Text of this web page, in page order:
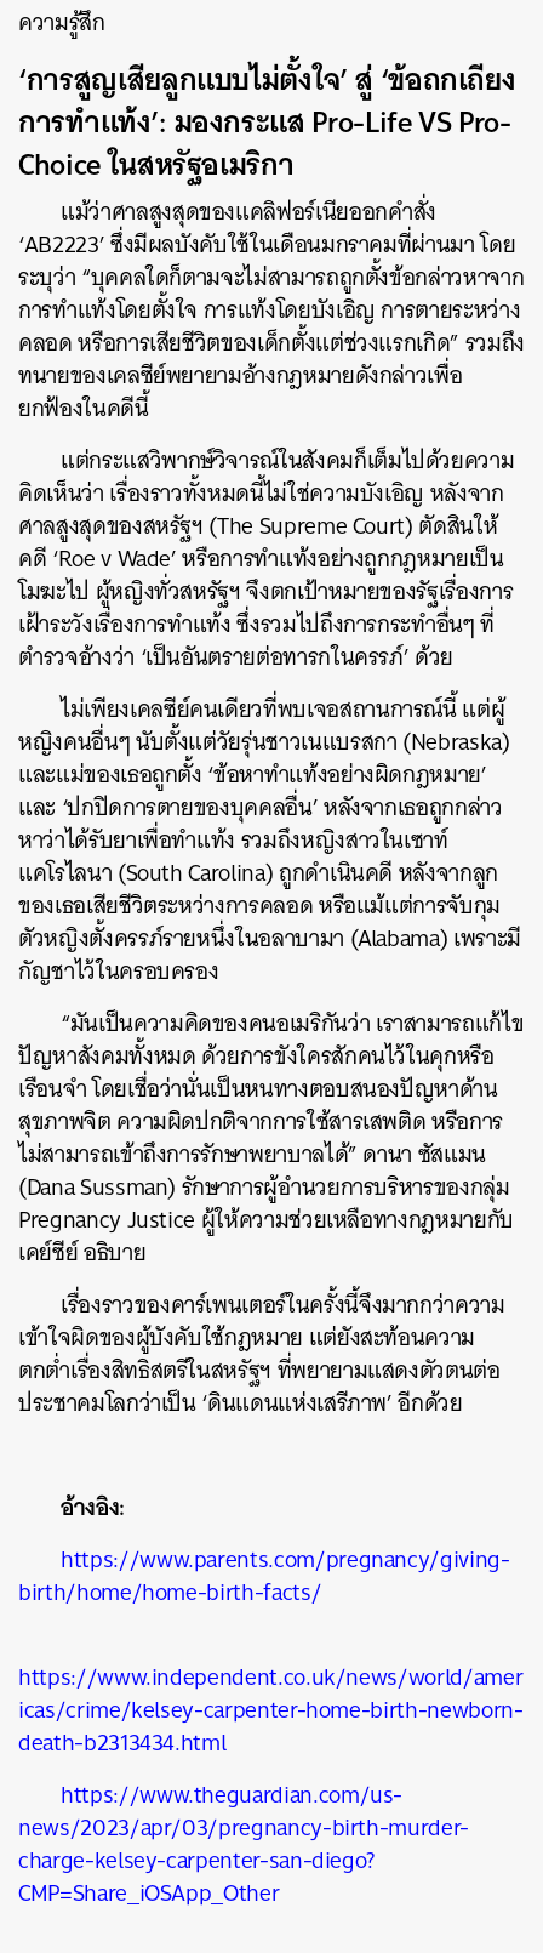
ความรู้สึก
‘การสูญเสียลูกแบบไม่ตั้งใจ’ สู่ ‘ข้อถกเถียง
การทำแท้ง’:มองกระแส Pro-Life VS Pro-
Choice ในสหรัฐอเมริกา
แม้ว่าศาลสูงสุดของแคลิฟอร์เนียออกคำสั่ง
‘AB2223’ ซึ่งมีผลบังคับใช้ในเดือนมกราคมที่ผ่านมา โดย
ระบุว่า “บุคคลใดก็ตามจะไม่สามารถถูกตั้งข้อกล่าวหาจาก
การทำแท้งโดยตั้งใจ การแท้งโดยบังเอิญ การตายระหว่าง
คลอด หรือการเสียชีวิตของเด็กตั้งแต่ช่วงแรกเกิด” รวมถึง
ทนายของเคลซีย์พยายามอ้างกฎหมายดังกล่าวเพื่อ
ยกฟ้องในคดีนี้
แต่กระแสวิพากษ์วิจารณ์ในสังคมก็เต็มไปด้วยความ
คิดเห็นว่า เรื่องราวทั้งหมดนี้ไม่ใช่ความบังเอิญ หลังจาก
ศาลสูงสุดของสหรัฐฯ (The Supreme Court) ตัดสินให้
คดี ‘Roe v Wade’ หรือการทำแท้งอย่างถูกกฎหมายเป็น
โมฆะไป ผู้หญิงทั่วสหรัฐฯ จึงตกเป้าหมายของรัฐเรื่องการ
เฝ้าระวังเรื่องการทำแท้ง ซึ่งรวมไปถึงการกระทำอื่นๆ ที่
ตำรวจอ้างว่า ‘เป็นอันตรายต่อทารกในครรภ์’ ด้วย
ไม่เพียงเคลซีย์คนเดียวที่พบเจอสถานการณ์นี้ แต่ผู้
หญิงคนอื่นๆ นับตั้งแต่วัยรุ่นชาวเนแบรสกา (Nebraska)
และแม่ของเธอถูกตั้ง ‘ข้อหาทำแท้งอย่างผิดกฎหมาย’
และ ‘ปกปิดการตายของบุคคลอื่น’ หลังจากเธอถูกกล่าว
หาว่าได้รับยาเพื่อทำแท้ง รวมถึงหญิงสาวในเซาท์
แคโรไลนา (South Carolina)ถูกดำเนินคดี หลังจากลูก
ของเธอเสียชีวิตระหว่างการคลอด หรือแม้แต่การจับกุม
ตัวหญิงตั้งครรภ์รายหนึ่งในอลาบามา (Alabama) เพราะมี
กัญชาไว้ในครอบครอง
“มันเป็นความคิดของคนอเมริกันว่า เราสามารถแก้ไข
ปัญหาสังคมทั้งหมด ด้วยการขังใครสักคนไว้ในคุกหรือ
เรือนจำ โดยเชื่อว่านั่นเป็นหนทางตอบสนองปัญหาด้าน
สุขภาพจิต ความผิดปกติจากการใช้สารเสพติด หรือการ
ไม่สามารถเข้าถึงการรักษาพยาบาลได้” ดานา ซัสแมน
(Dana Sussman) รักษาการผู้อำนวยการบริหารของกลุ่ม
Pregnancy Justice ผู้ให้ความช่วยเหลือทางกฎหมายกับ
เคย์ซีย์ อธิบาย
เรื่องราวของคาร์เพนเตอร์ในครั้งนี้จึงมากกว่าความ
เข้าใจผิดของผู้บังคับใช้กฎหมาย แต่ยังสะท้อนความ
ตกต่ำเรื่องสิทธิสตรีในสหรัฐฯ ที่พยายามแสดงตัวตนต่อ
ประชาคมโลกว่าเป็น ‘ดินแดนแห่งเสรีภาพ’ อีกด้วย
อ้างอิง:
https://www.parents.com/pregnancy/giving-
birth/home/home-birth-facts/
https://www.independent.co.uk/news/world/amer
icas/crime/kelsey-carpenter-home-birth-newborn-
death-b2313434.html
https://www.theguardian.com/us-
news/2023/apr/03/pregnancy-birth-murder-
charge-kelsey-carpenter-san-diego?
CMP=Share_iOSApp_Other
SHARE TWEET